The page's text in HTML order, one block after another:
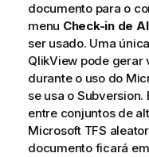
documento para o
menu Check-in de
ser usado. Uma
QlikView pode gerar
durante o uso do
se usa o
entre conjuntos de
Microsoft TFS
documento ficará